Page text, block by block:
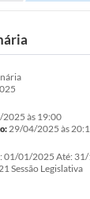
às 19:00
29/04/2025 às
01/01/2025 Até:
Sessão Legislativa